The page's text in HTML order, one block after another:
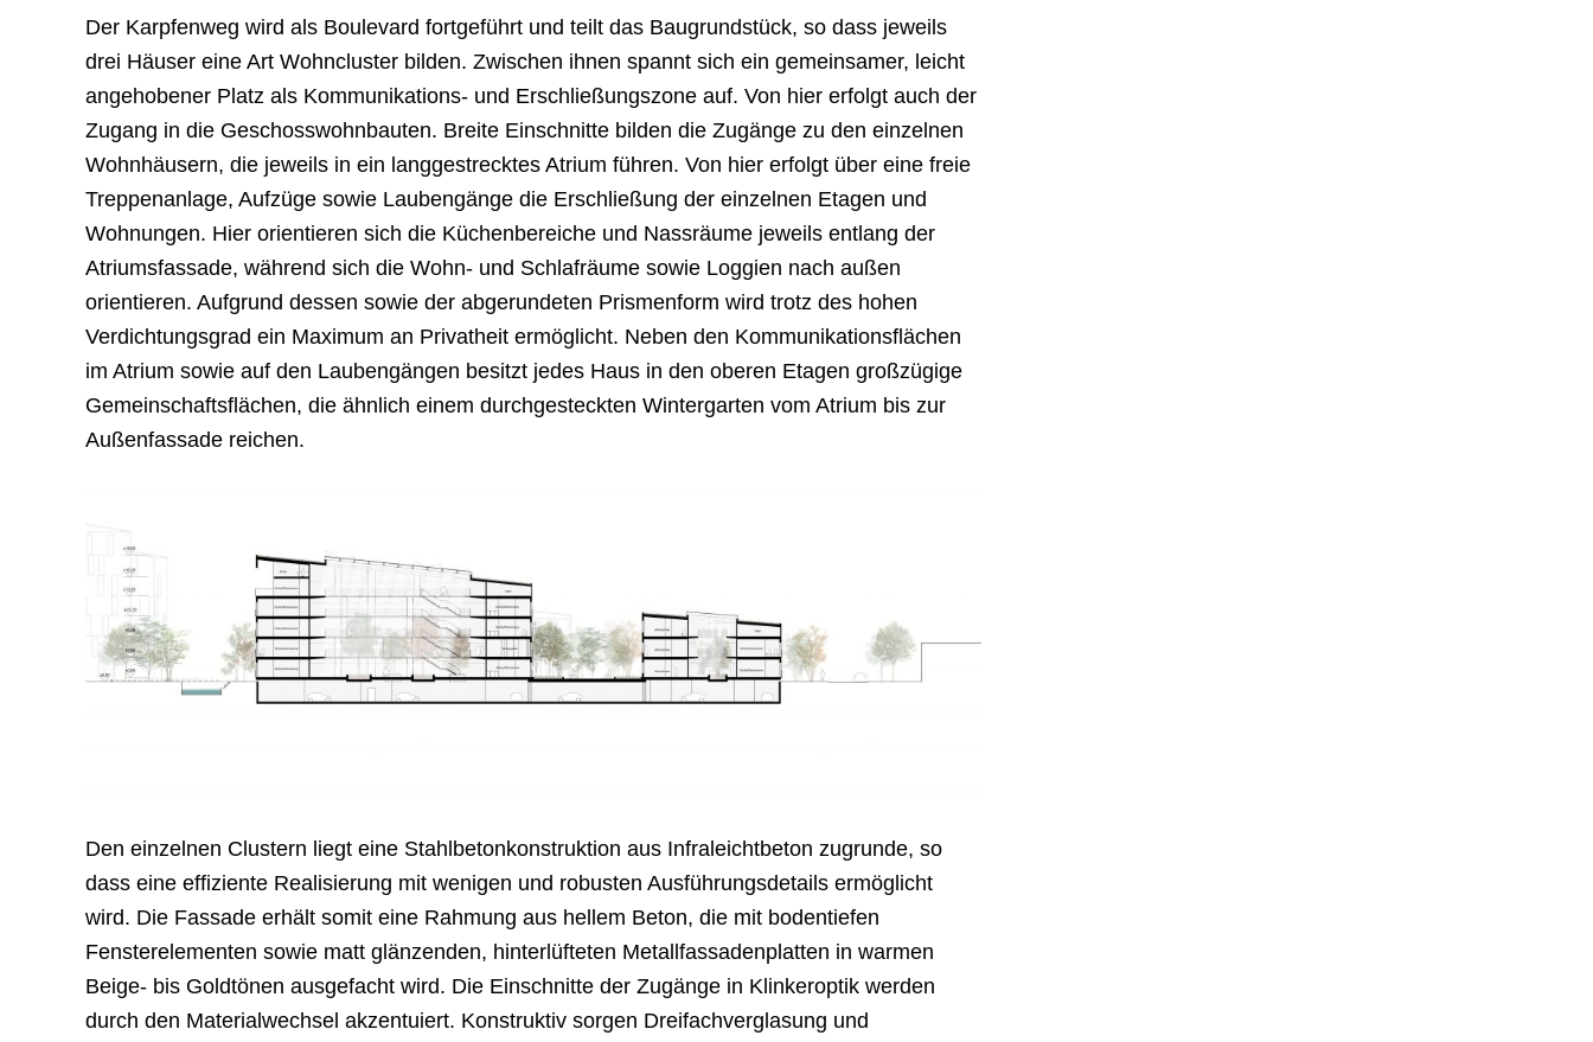
Der Karpfenweg wird als Boulevard fortgeführt und teilt das Baugrundstück, so dass jeweils
drei Häuser eine Art Wohncluster bilden. Zwischen ihnen spannt sich ein gemeinsamer, leicht
angehobener Platz als Kommunikations- und Erschließungszone auf. Von hier erfolgt auch der
Zugang in die Geschosswohnbauten. Breite Einschnitte bilden die Zugänge zu den einzelnen
Wohnhäusern, die jeweils in ein langgestrecktes Atrium führen. Von hier erfolgt über eine freie
Treppenanlage, Aufzüge sowie Laubengänge die Erschließung der einzelnen Etagen und
Wohnungen. Hier orientieren sich die Küchenbereiche und Nassräume jeweils entlang der
Atriumsfassade, während sich die Wohn- und Schlafräume sowie Loggien nach außen
orientieren. Aufgrund dessen sowie der abgerundeten Prismenform wird trotz des hohen
Verdichtungsgrad ein Maximum an Privatheit ermöglicht. Neben den Kommunikationsflächen
im Atrium sowie auf den Laubengängen besitzt jedes Haus in den oberen Etagen großzügige
Gemeinschaftsflächen, die ähnlich einem durchgesteckten Wintergarten vom Atrium bis zur
Außenfassade reichen.
Den einzelnen Clustern liegt eine Stahlbetonkonstruktion aus Infraleichtbeton zugrunde, so
dass eine effiziente Realisierung mit wenigen und robusten Ausführungsdetails ermöglicht
wird. Die Fassade erhält somit eine Rahmung aus hellem Beton, die mit bodentiefen
Fensterelementen sowie matt glänzenden, hinterlüfteten Metallfassadenplatten in warmen
Beige- bis Goldtönen ausgefacht wird. Die Einschnitte der Zugänge in Klinkeroptik werden
durch den Materialwechsel akzentuiert. Konstruktiv sorgen Dreifachverglasung und